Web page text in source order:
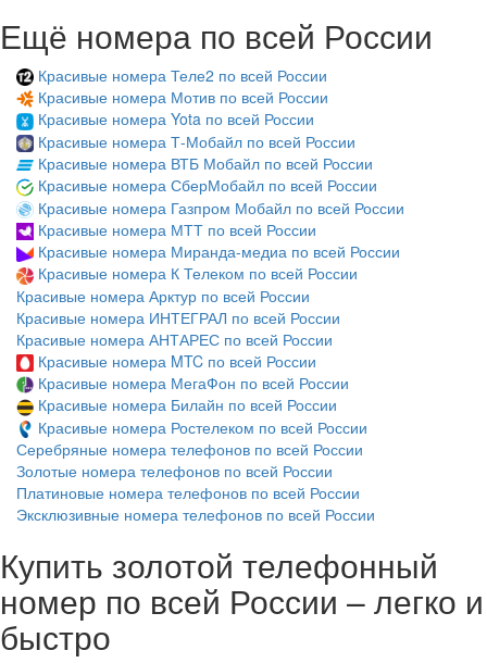
Ещё номера по всей России
Красивые номера Теле2 по всей России
Красивые номера Мотив по всей России
Красивые номера Yota по всей России
Красивые номера Т-Мобайл по всей России
Красивые номера ВТБ Мобайл по всей России
Красивые номера СберМобайл по всей России
Красивые номера Газпром Мобайл по всей России
Красивые номера МТТ по всей России
Красивые номера Миранда-медиа по всей России
Красивые номера К Телеком по всей России
Красивые номера Арктур по всей России
Красивые номера ИНТЕГРАЛ по всей России
Красивые номера АНТАРЕС по всей России
Красивые номера MTC по всей России
Красивые номера МегаФон по всей России
Красивые номера Билайн по всей России
Красивые номера Ростелеком по всей России
Серебряные номера телефонов по всей России
Золотые номера телефонов по всей России
Платиновые номера телефонов по всей России
Эксклюзивные номера телефонов по всей России
Купить золотой телефонный
номер по всей России – легко и
быстро